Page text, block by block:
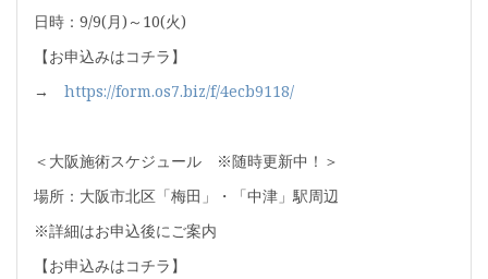
日時：9/9(月)～10(火)
【お申込みはコチラ】
→ https://form.os7.biz/f/4ecb9118/
＜大阪施術スケジュール ※随時更新中！＞
場所：大阪市北区「梅田」・「中津」駅周辺
※詳細はお申込後にご案内
【お申込みはコチラ】